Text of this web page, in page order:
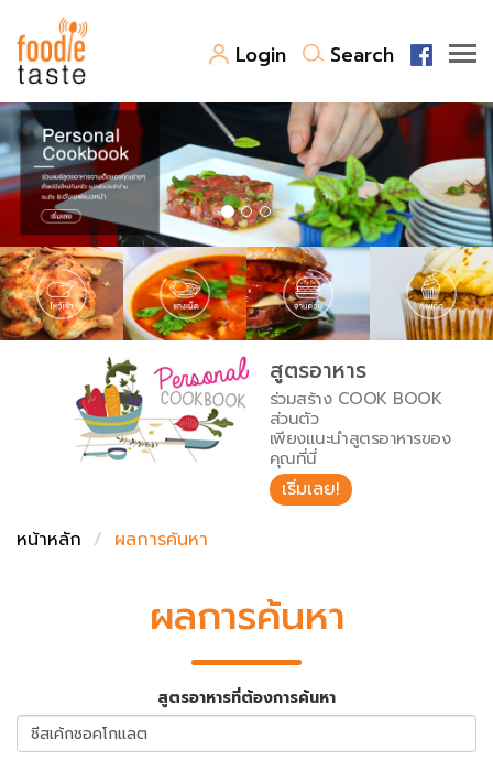
Login Search
สูตรอาหาร
สูตรอาหารล่าสุด
Top Foodie
พาไปชิม
สารพันก้นครัว
เคล็ดลับน่ารู้
เปรียบเทียบหน่วยการตวง
เปรียบเทียบอุณหภูมิ
เปรียบเทียบน้ำหนักวัตถุดิบ
FoodPedia
สร้าง Cookbook
สูตรอาหาร
ร่วมสร้าง COOK BOOK
ส่วนตัว
เพียงแนะนำสูตรอาหารของ
คุณที่นี่
เริ่มเลย!
หน้าหลัก
ผลการค้นหา
ผลการค้นหา
สูตรอาหารที่ต้องการค้นหา